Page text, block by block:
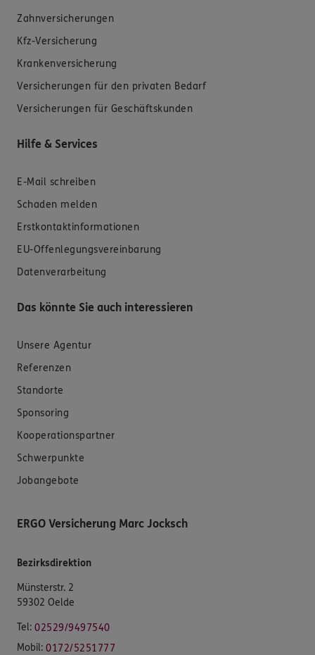
Zahnversicherungen
Kfz-Versicherung
Krankenversicherung
Versicherungen für den privaten Bedarf
Versicherungen für Geschäftskunden
Hilfe & Services
E-Mail schreiben
Schaden melden
Erstkontaktinformationen
EU-Offenlegungsvereinbarung
Datenverarbeitung
Das könnte Sie auch interessieren
Unsere Agentur
Referenzen
Standorte
Sponsoring
Kooperationspartner
Schwerpunkte
Jobangebote
ERGO Versicherung Marc Jocksch
Bezirksdirektion
Münsterstr. 2
59302 Oelde
Tel: 02529/9497540
Mobil: 0172/5251777